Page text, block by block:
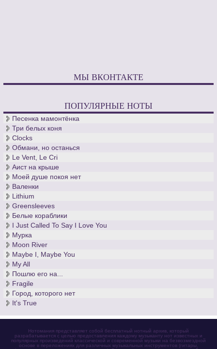
МЫ ВКОНТАКТЕ
ПОПУЛЯРНЫЕ НОТЫ
Песенка мамонтёнка
Три белых коня
Clocks
Обмани, но останься
Le Vent, Le Cri
Аист на крыше
Моей душе покоя нет
Валенки
Lithium
Greensleeves
Белые кораблики
I Just Called To Say I Love You
Мурка
Moon River
Maybe I, Maybe You
My All
Пошлю его на...
Fragile
Город, которого нет
It's True
Нотомания представляет собой бесплатный нотный архив, который
разрабатывается с целью предоставления каждому музыканту нот известных и
популярных произведений классической и современной музыки на безвозмездной
основе в переложениях для различных музыкальных инструментов (гитары,